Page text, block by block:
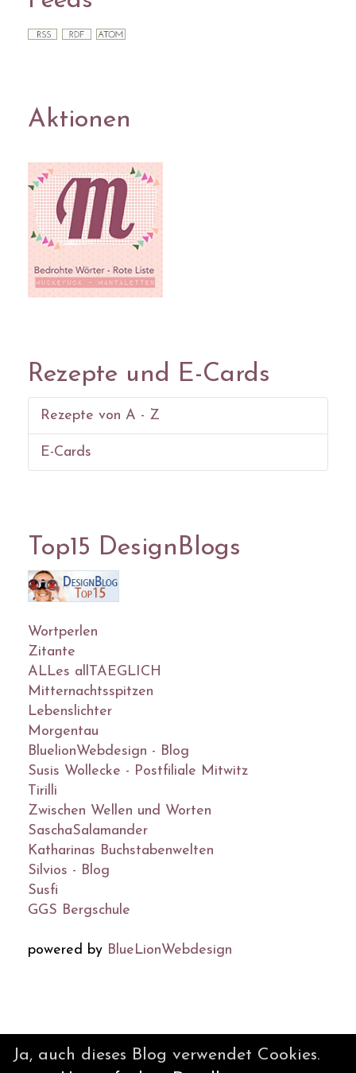
Aktionen
Rezepte und E-Cards
Rezepte von A - Z
E-Cards
Top15 DesignBlogs
Wortperlen
Zitante
ALLes allTAEGLICH
Mitternachtsspitzen
Lebenslichter
Morgentau
BluelionWebdesign - Blog
Susis Wollecke - Postfiliale Mitwitz
Tirilli
Zwischen Wellen und Worten
SaschaSalamander
Katharinas Buchstabenwelten
Silvios - Blog
Susfi
GGS Bergschule
powered by BlueLionWebdesign
BlueLionWebdesign.de
Ja, auch dieses Blog verwendet Cookies.